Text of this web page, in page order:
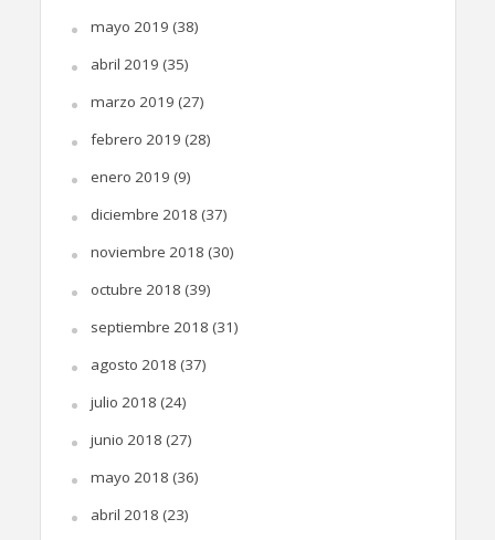
mayo 2019 (38)
abril 2019 (35)
marzo 2019 (27)
febrero 2019 (28)
enero 2019 (9)
diciembre 2018 (37)
noviembre 2018 (30)
octubre 2018 (39)
septiembre 2018 (31)
agosto 2018 (37)
julio 2018 (24)
junio 2018 (27)
mayo 2018 (36)
abril 2018 (23)